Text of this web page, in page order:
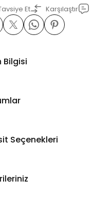
Et Karşılaştır
Bilgisi
Seçenekleri